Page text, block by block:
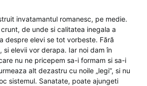
invatamantul romanesc, pe medie.
de unde si calitatea inegala a
despre elevi se tot vorbeste. Fără
si elevii vor derapa. Iar noi dam în
nu ne pricepem sa-i formam si sa-i
alt dezastru cu noile „legi”, si nu
sistemul. Sanatate, poate ajungeti